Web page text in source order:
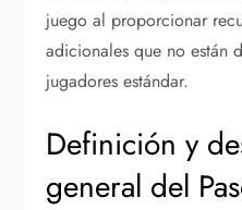
juego al proporcionar
adicionales que no están
jugadores estándar.
Definición y
general del